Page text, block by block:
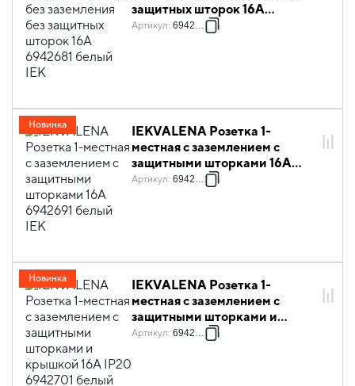
защитных шторок 16А
6942681 белый IEK
Артикул: 6942681
IEKVALENA Розетка 1-
местная с заземлением с
защитными шторками 16А
6942691 белый IEK
Артикул: 6942691
Новинка
IEKVALENA Розетка 1-
местная с заземлением с
защитными шторками и
крышкой 16А IP20 6942701
Артикул: 6942701
Новинка